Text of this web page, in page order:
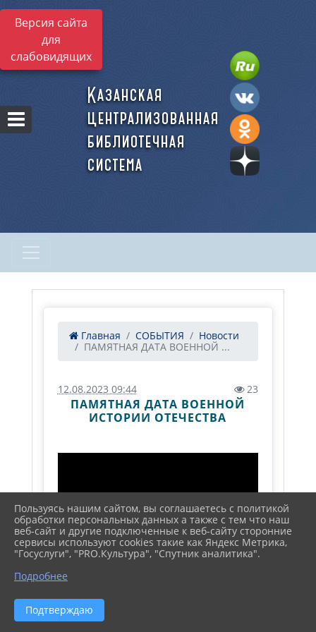
Версия сайта
для
слабовидящих
Казанская
централизованная
библиотечная
система
Главная СОБЫТИЯ
Новости
ПАМЯТНАЯ ДАТА ВОЕННОЙ ...
12.08.2023 09:44 23
ПАМЯТНАЯ ДАТА ВОЕННОЙ
ИСТОРИИ ОТЕЧЕСТВА
Пользуясь нашим сайтом, вы соглашаетесь с политикой
обработки персональных данных а также с тем что наш
веб-сайт и другие подключенные к веб-сайту сторонние
сервисы используют cookies такие как Яндекс Метрика,
"Госуслуги", "PRO.Культура", "Спутник аналитика".
Подробнее
Подтверждаю